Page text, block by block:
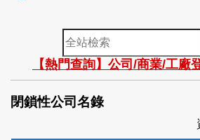
全
站
檢
索
【熱門查詢】公司/商業/工廠
閉鎖性公司名錄